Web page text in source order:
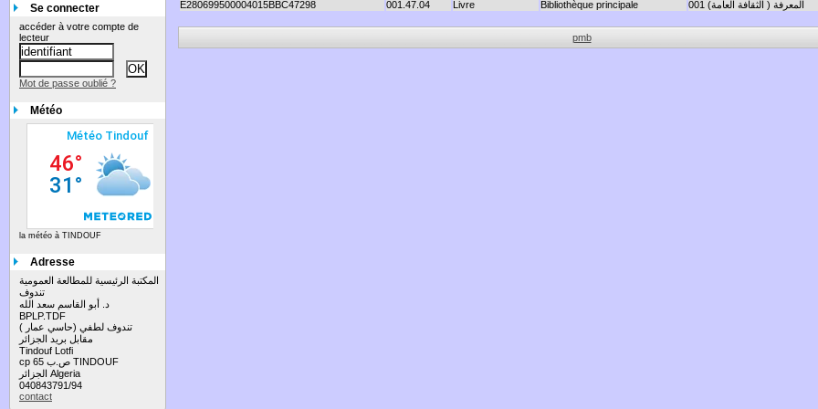
E280699500004015BBC47298
001.47.04 Livre Bibliothèque principale 001 المعرفة ( الثقافة العامة)
pmb
Se connecter
accéder à votre compte de
lecteur
Mot de passe oublié ?
Météo
la météo à TINDOUF
Adresse
المكتبة الرئيسية للمطالعة العمومية
تندوف
د. أبو القاسم سعد الله
BPLP.TDF
تندوف لطفي (حاسي عمار )
مقابل بريد الجزائر
Tindouf Lotfi
cp 65 ص.ب TINDOUF
الجزائر Algeria
040843791/94
contact